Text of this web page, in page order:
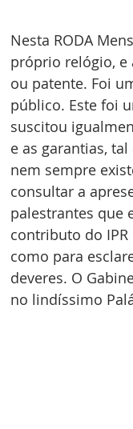
Nesta RODA
próprio relógio, e
ou patente. Foi
público. Este foi
suscitou
e as garantias,
nem sempre
consultar a
palestrantes que
contributo do
como para
deveres. O
no lindíssimo